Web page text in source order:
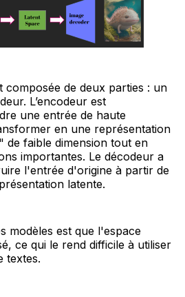
composée de deux parties : un
L’encodeur est
une entrée de haute
en une représentation
de faible dimension tout en
importantes. Le décodeur a
l'entrée d'origine à partir de
latente.
modèles est que l'espace
ce qui le rend difficile à utiliser
textes.